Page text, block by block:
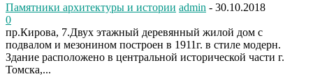
Памятники архитектуры и истории admin - 30.10.2018
0
пр.Кирова, 7.Двух этажный деревянный жилой дом с
подвалом и мезонином построен в 1911г. в стиле модерн.
Здание расположено в центральной исторической части г.
Томска,...